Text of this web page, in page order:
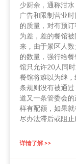
少厨余，通称泔
广告和限制营业
的质量，对有预
为差，差的餐馆
来，由于景区人
的数量，强行给
馆只允许20人同
餐馆将难以为继
条规则没有被通
道又一条管委会
样有配额，如果
尽办法滞后或阻止
详情了解 >>